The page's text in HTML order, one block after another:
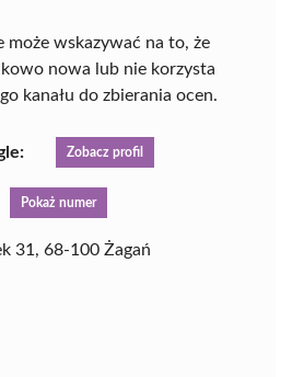
może wskazywać na to, że
nowa lub nie korzysta
kanału do zbierania ocen.
Zobacz profil
Pokaż numer
31, 68-100 Żagań